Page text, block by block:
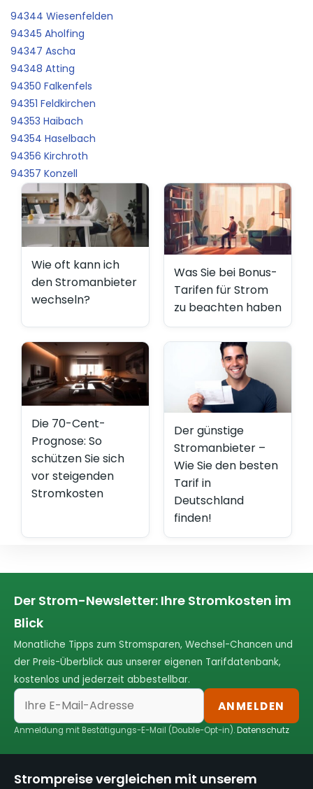
94344 Wiesenfelden
94345 Aholfing
94347 Ascha
94348 Atting
94350 Falkenfels
94351 Feldkirchen
94353 Haibach
94354 Haselbach
94356 Kirchroth
94357 Konzell
Wie oft kann ich
den Stromanbieter
wechseln?
Was Sie bei Bonus-
Tarifen für Strom
zu beachten haben
Die 70-Cent-
Prognose: So
schützen Sie sich
vor steigenden
Stromkosten
Der günstige
Stromanbieter –
Wie Sie den besten
Tarif in
Deutschland
finden!
Der Strom-Newsletter: Ihre Stromkosten im
Blick
Monatliche Tipps zum Stromsparen, Wechsel-Chancen und
der Preis-Überblick aus unserer eigenen Tarifdatenbank,
kostenlos und jederzeit abbestellbar.
ANMELDEN
Anmeldung mit Bestätigungs-E-Mail (Double-Opt-in).Datenschutz
Strompreise vergleichen mit unserem